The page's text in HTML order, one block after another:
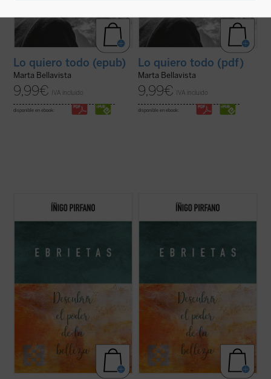
Lo quiero todo (epub)
Marta Bellavista
9,99€ IVA incluido
disponible en ebook:
Lo quiero todo (pdf)
Marta Bellavista
9,99€ IVA incluido
disponible en ebook:
, el director de orquesta y
comunicador Íñigo Pirfano, promotor de la
, el director de orquesta y
comunicador Íñigo Pirfano, promotor de la